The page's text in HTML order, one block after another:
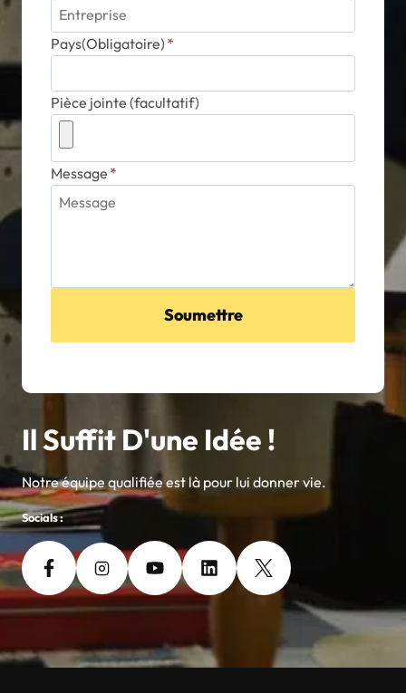
Pays(Obligatoire) *
Pièce jointe (facultatif)
Message *
Soumettre
Il Suffit D'une Idée !
Notre équipe qualifiée est là pour lui donner vie.
Socials :